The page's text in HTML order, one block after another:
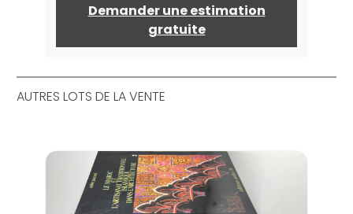
Demander une estimation
gratuite
AUTRES LOTS DE LA VENTE